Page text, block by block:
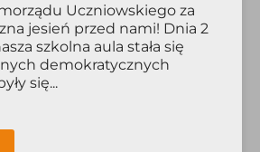
Uczniowskiego za
jesień przed nami! Dnia 2
szkolna aula stała się
demokratycznych
się...